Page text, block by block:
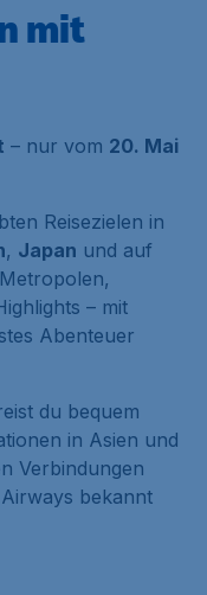
mit
– nur vom 20. Mai
Reisezielen in
, Japan und auf
– mit
Abenteuer
du bequem
in Asien und
Verbindungen
bekannt